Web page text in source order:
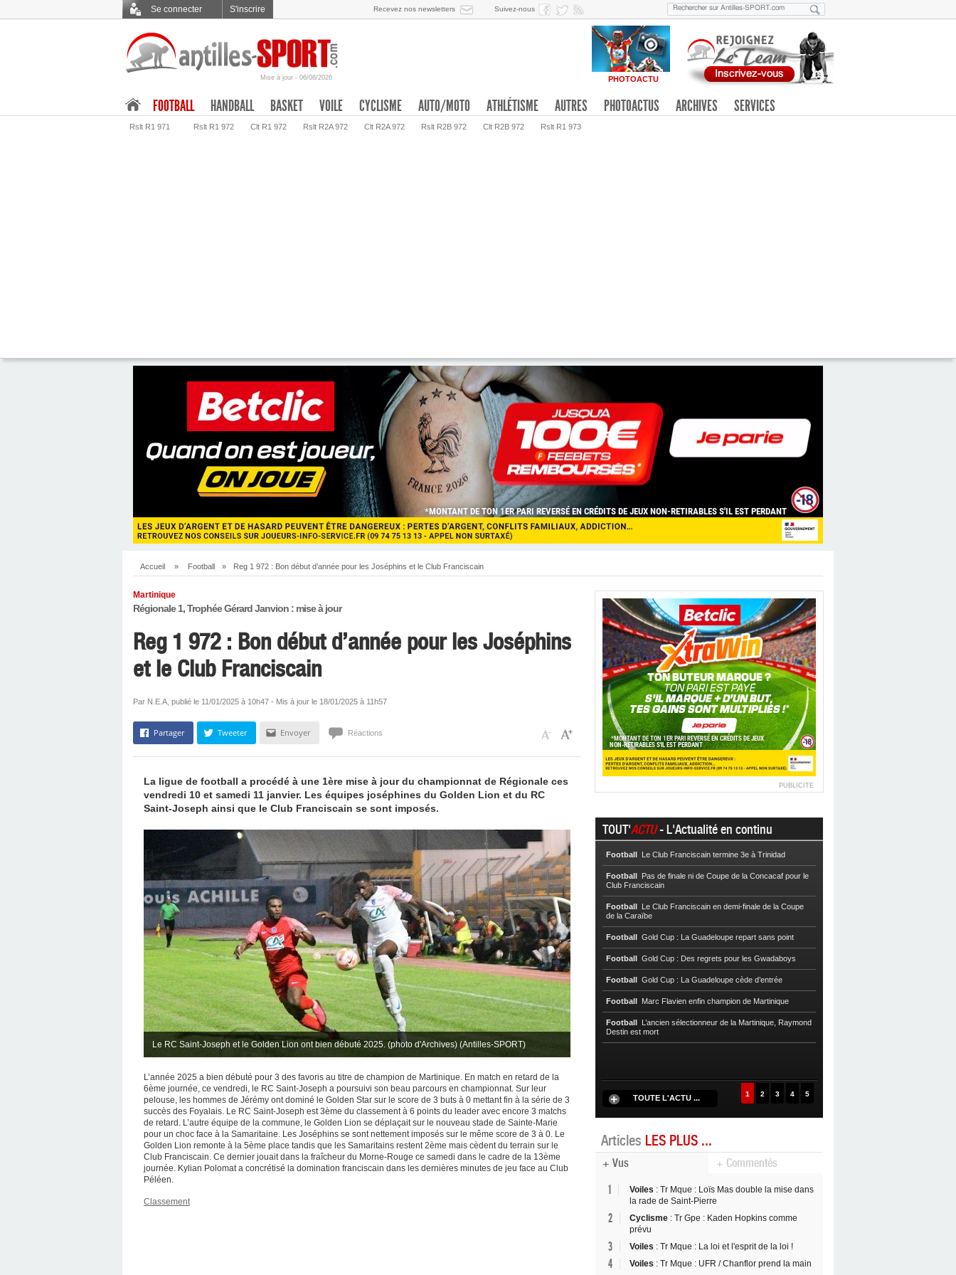
Se connecter S'inscrire Recevez nos newsletters Suivez-nous
Mise à jour - 06/08/2026 PHOTOACTU
FOOTBALL
Rslt R1 971 Rslt R1 972 Clt R1 972 Rslt R2A 972 Clt R2A 972 Rslt R2B 972 Clt R2B 972 Rslt R1 973
HANDBALL BASKET VOILE CYCLISME AUTO/MOTO ATHLÉTISME AUTRES PHOTOACTUS ARCHIVES SERVICES
Accueil » Football » Reg 1 972 : Bon début d’année pour les Joséphins et le Club Franciscain
Martinique
Régionale 1, Trophée Gérard Janvion : mise à jour
Reg 1 972 : Bon début d’année pour les Joséphins
et le Club Franciscain
Par N.E.A, publié le 11/01/2025 à 10h47 - Mis à jour le 18/01/2025 à 11h57
Partager Tweeter Envoyer Réactions
La ligue de football a procédé à une 1ère mise à jour du championnat de Régionale ces
vendredi 10 et samedi 11 janvier. Les équipes joséphines du Golden Lion et du RC
Saint-Joseph ainsi que le Club Franciscain se sont imposés.
Le RC Saint-Joseph et le Golden Lion ont bien débuté 2025. (photo d'Archives) (Antilles-SPORT)
L’année 2025 a bien débuté pour 3 des favoris au titre de champion de Martinique. En match en retard de la
6ème journée, ce vendredi, le RC Saint-Joseph a poursuivi son beau parcours en championnat. Sur leur
pelouse, les hommes de Jérémy ont dominé le Golden Star sur le score de 3 buts à 0 mettant fin à la série de 3
succès des Foyalais. Le RC Saint-Joseph est 3ème du classement à 6 points du leader avec encore 3 matchs
de retard. L’autre équipe de la commune, le Golden Lion se déplaçait sur le nouveau stade de Sainte-Marie
pour un choc face à la Samaritaine. Les Joséphins se sont nettement imposés sur le même score de 3 à 0. Le
Golden Lion remonte à la 5ème place tandis que les Samaritains restent 2ème mais cèdent du terrain sur le
Club Franciscain. Ce dernier jouait dans la fraîcheur du Morne-Rouge ce samedi dans le cadre de la 13ème
journée. Kylian Polomat a concrétisé la domination franciscain dans les dernières minutes de jeu face au Club
Péléen.
Classement
PUBLICITE
TOUT'ACTU- L'Actualité en continu
Football Le Club Franciscain termine 3e à Trinidad
Football Pas de finale ni de Coupe de la Concacaf pour le
Club Franciscain
Football Le Club Franciscain en demi-finale de la Coupe
de la Caraïbe
Football Gold Cup : La Guadeloupe repart sans point
Football Gold Cup : Des regrets pour les Gwadaboys
Football Gold Cup : La Guadeloupe cède d’entrée
Football Marc Flavien enfin champion de Martinique
Football L’ancien sélectionneur de la Martinique, Raymond
Destin est mort
TOUTE L'ACTU ... 1 2 3 4 5
Articles LES PLUS ...
+ Vus + Commentés
1 Voiles : Tr Mque : Loïs Mas double la mise dans
la rade de Saint-Pierre
2 Cyclisme : Tr Gpe : Kaden Hopkins comme
prévu
3 Voiles : Tr Mque : La loi et l'esprit de la loi !
4 Voiles : Tr Mque : UFR / Chanflor prend la main